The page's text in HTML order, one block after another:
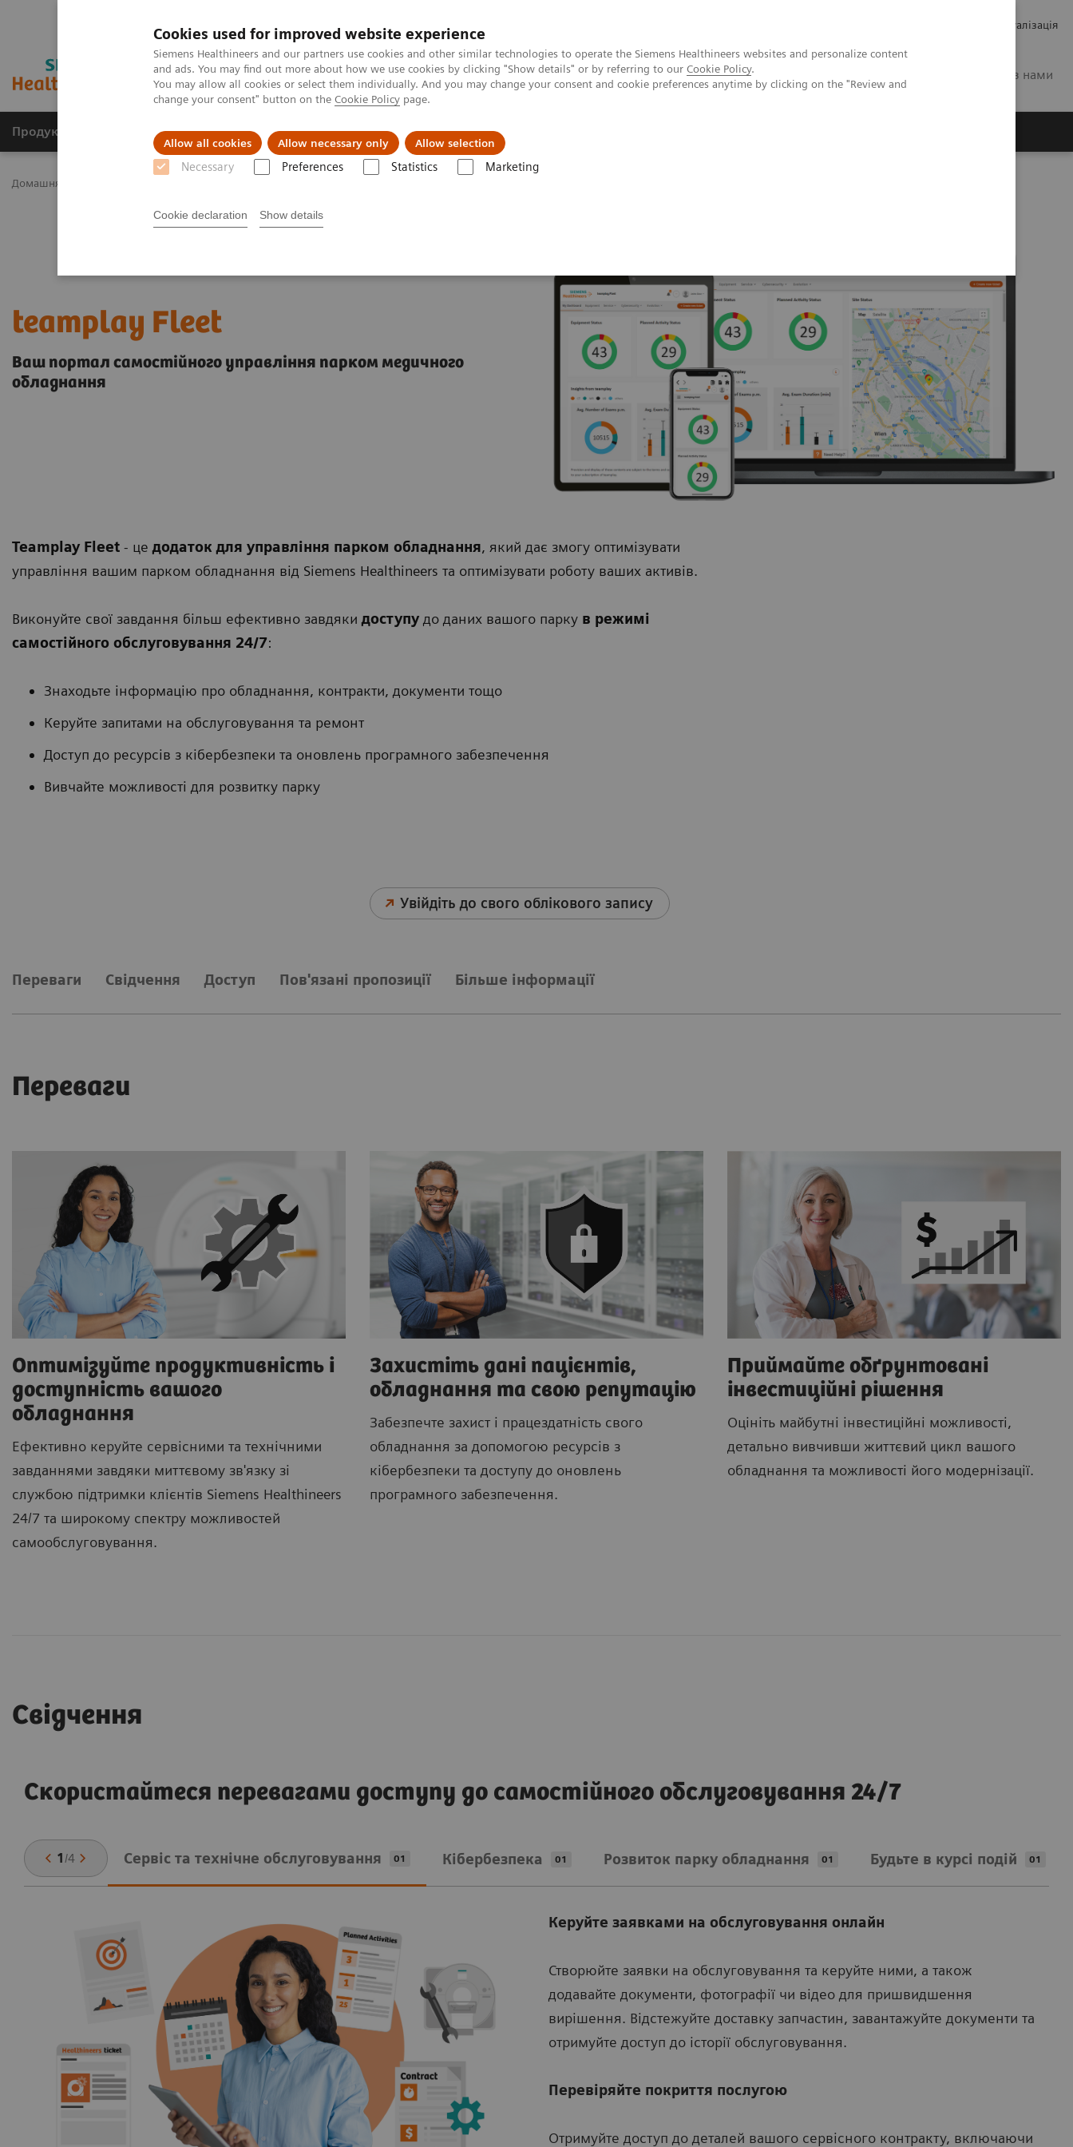
Cookies used for improved website experience
Siemens Healthineers and our partners use cookies and other similar technologies to operate the Siemens Healthineers websites and personalize content
and ads. You may find out more about how we use cookies by clicking "Show details" or by referring to our Cookie Policy.
You may allow all cookies or select them individually. And you may change your consent and cookie preferences anytime by clicking on the "Review and
change your consent" button on the Cookie Policy page.
Allow all cookies Allow necessary only Allow selection
Necessary Preferences Statistics Marketing
Cookie declaration Show details
Медична візуалізація
Зв'яжіться з нами
Продукція та сервіси Клінічні галузі Підтримка та документація
Домашня
teamplay Fleet
Ваш портал самостійного управління парком медичного
обладнання
Teamplay Fleet - цедодаток для управління парком обладнання, який дає змогу оптимізувати
управління вашим парком обладнання від Siemens Healthineers та оптимізувати роботу ваших активів.
Виконуйте свої завдання більш ефективно завдяки доступу до даних вашого парку в режимі
самостійного обслуговування 24/7:
Знаходьте інформацію про обладнання, контракти, документи тощо
Керуйте запитами на обслуговування та ремонт
Доступ до ресурсів з кібербезпеки та оновлень програмного забезпечення
Вивчайте можливості для розвитку парку
Увійдіть до свого облікового запису
Переваги Свідчення Доступ Пов'язані пропозиції Більше інформації
Переваги
Оптимізуйте продуктивність і
доступність вашого
обладнання
Ефективно керуйте сервісними та технічними
завданнями завдяки миттєвому зв'язку зі
службою підтримки клієнтів Siemens Healthineers
24/7 та широкому спектру можливостей
самообслуговування.
Захистіть дані пацієнтів,
обладнання та свою репутацію
Забезпечте захист і працездатність свого
обладнання за допомогою ресурсів з
кібербезпеки та доступу до оновлень
програмного забезпечення.
Приймайте обґрунтовані
інвестиційні рішення
Оцініть майбутні інвестиційні можливості,
детально вивчивши життєвий цикл вашого
обладнання та можливості його модернізації.
Свідчення
Скористайтеся перевагами доступу до самостійного обслуговування 24/7
1 /4 Сервіс та технічне обслуговування 01 Кібербезпека 01 Розвиток парку обладнання 01 Будьте в курсі подій 01
Керуйте заявками на обслуговування онлайн
Створюйте заявки на обслуговування та керуйте ними, а також
додавайте документи, фотографії чи відео для пришвидшення
вирішення. Відстежуйте доставку запчастин, завантажуйте документи та
отримуйте доступ до історії обслуговування.
Перевіряйте покриття послугою
Отримуйте доступ до деталей вашого сервісного контракту, включаючи